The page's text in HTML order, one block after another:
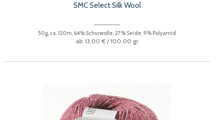
SMC Select Silk Wool
50g, ca. 120m, 64% Schurwolle, 27% Seide, 9% Polyamid
13,00 € / 100.00 gr